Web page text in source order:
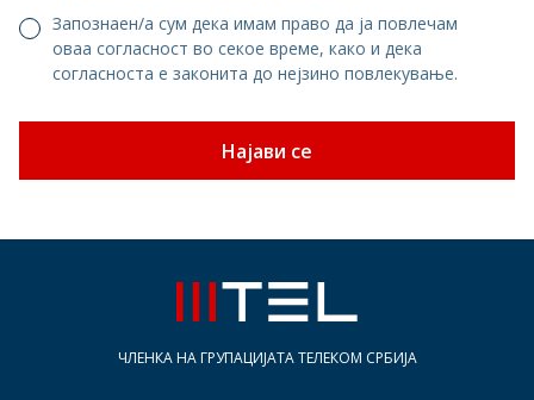
Запознаен/а сум дека имам право да ја повлечам
оваа согласност во секое време, како и дека
согласноста е законита до нејзино повлекување.
Најави се
ЧЛЕНКА НА ГРУПАЦИЈАТА ТЕЛЕКОМ СРБИЈА